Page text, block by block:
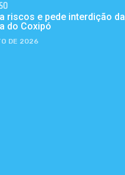
riscos e pede interdição da
do Coxipó
DE 2026